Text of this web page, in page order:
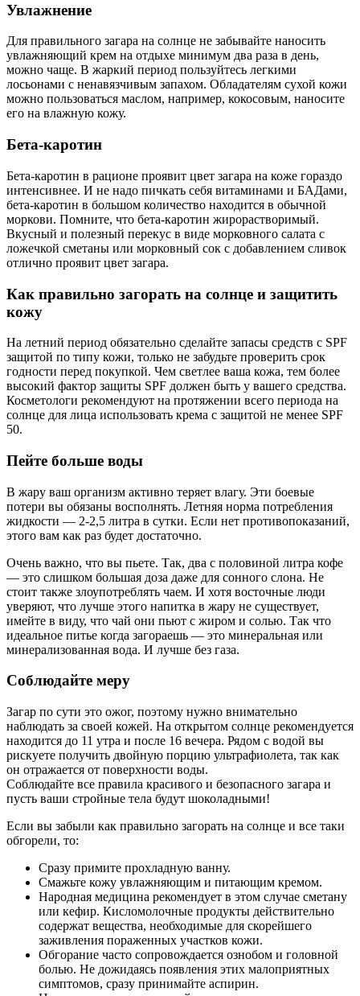
Увлажнение
Для правильного загара на солнце не забывайте наносить
увлажняющий крем на отдыхе минимум два раза в день,
можно чаще. В жаркий период пользуйтесь легкими
лосьонами с ненавязчивым запахом. Обладателям сухой кожи
можно пользоваться маслом, например, кокосовым, наносите
его на влажную кожу.
Бета-каротин
Бета-каротин в рационе проявит цвет загара на коже гораздо
интенсивнее. И не надо пичкать себя витаминами и БАДами,
бета-каротин в большом количество находится в обычной
моркови. Помните, что бета-каротин жирорастворимый.
Вкусный и полезный перекус в виде морковного салата с
ложечкой сметаны или морковный сок с добавлением сливок
отлично проявит цвет загара.
Как правильно загорать на солнце и защитить
кожу
На летний период обязательно сделайте запасы средств с SPF
защитой по типу кожи, только не забудьте проверить срок
годности перед покупкой. Чем светлее ваша кожа, тем более
высокий фактор защиты SPF должен быть у вашего средства.
Косметологи рекомендуют на протяжении всего периода на
солнце для лица использовать крема с защитой не менее SPF
50.
Пейте больше воды
В жару ваш организм активно теряет влагу. Эти боевые
потери вы обязаны восполнять. Летняя норма потребления
жидкости — 2-2,5 литра в сутки. Если нет противопоказаний,
этого вам как раз будет достаточно.
Очень важно, что вы пьете. Так, два с половиной литра кофе
— это слишком большая доза даже для сонного слона. Не
стоит также злоупотреблять чаем. И хотя восточные люди
уверяют, что лучше этого напитка в жару не существует,
имейте в виду, что чай они пьют с жиром и солью. Так что
идеальное питье когда загораешь — это минеральная или
минерализованная вода. И лучше без газа.
Соблюдайте меру
Загар по сути это ожог, поэтому нужно внимательно
наблюдать за своей кожей. На открытом солнце рекомендуется
находится до 11 утра и после 16 вечера. Рядом с водой вы
рискуете получить двойную порцию ультрафиолета, так как
он отражается от поверхности воды.
Соблюдайте все правила красивого и безопасного загара и
пусть ваши стройные тела будут шоколадными!
Если вы забыли как правильно загорать на солнце и все таки
обгорели, то:
Сразу примите прохладную ванну.
Смажьте кожу увлажняющим и питающим кремом.
Народная медицина рекомендует в этом случае сметану
или кефир. Кисломолочные продукты действительно
содержат вещества, необходимые для скорейшего
заживления пораженных участков кожи.
Обгорание часто сопровождается ознобом и головной
болью. Не дожидаясь появления этих малоприятных
симптомов, сразу принимайте аспирин.